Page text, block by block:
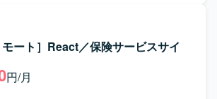
モート］React／保険サービスサイ
円/月